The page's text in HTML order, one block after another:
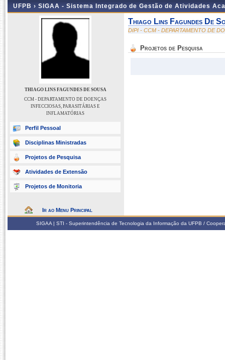
UFPB › SIGAA - Sistema Integrado de Gestão de Atividades
THIAGO LINS FAGUNDES DE SOUSA
CCM - DEPARTAMENTO DE DOENÇAS
INFECCIOSAS, PARASITÁRIAS E
INFLAMATÓRIAS
Perfil Pessoal
Disciplinas Ministradas
Projetos de Pesquisa
Atividades de Extensão
Projetos de Monitoria
Ir ao Menu Principal
Thiago Lins Fagundes De
DIPI - CCM - DEPARTAMENTO DE
Projetos de Pesquisa
SIGAA | STI - Superintendência de Tecnologia da Informação da UFPB /